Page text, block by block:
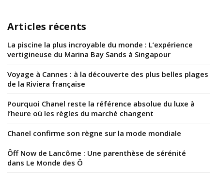
Articles récents
La piscine la plus incroyable du monde : L’expérience
vertigineuse du Marina Bay Sands à Singapour
Voyage à Cannes : à la découverte des plus belles plages
de la Riviera française
Pourquoi Chanel reste la référence absolue du luxe à
l’heure où les règles du marché changent
Chanel confirme son règne sur la mode mondiale
Ôff Now de Lancôme : Une parenthèse de sérénité
dans Le Monde des Ô